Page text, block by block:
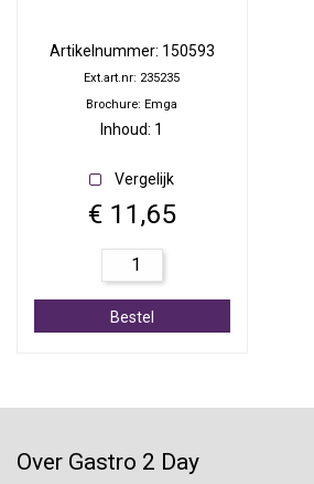
Artikelnummer: 150593
Ext.art.nr: 235235
Brochure: Emga
Inhoud: 1
Vergelijk
€ 11,65
Bestel
Over Gastro 2 Day